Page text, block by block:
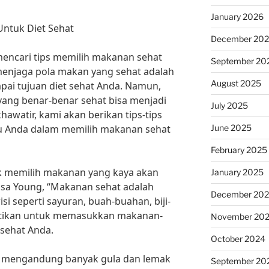
Diet Sehat
tips memilih makanan sehat
pola makan yang sehat adalah
tujuan diet sehat Anda. Namun,
benar-benar sehat bisa menjadi
kami akan berikan tips-tips
dalam memilih makanan sehat
makanan yang kaya akan
Young, “Makanan sehat adalah
seperti sayuran, buah-buahan, biji-
untuk memasukkan makanan-
Anda.
banyak gula dan lemak
January 2026
December
September
August 2025
July 2025
June 2025
February 2025
January 2025
December
November
October 2024
September